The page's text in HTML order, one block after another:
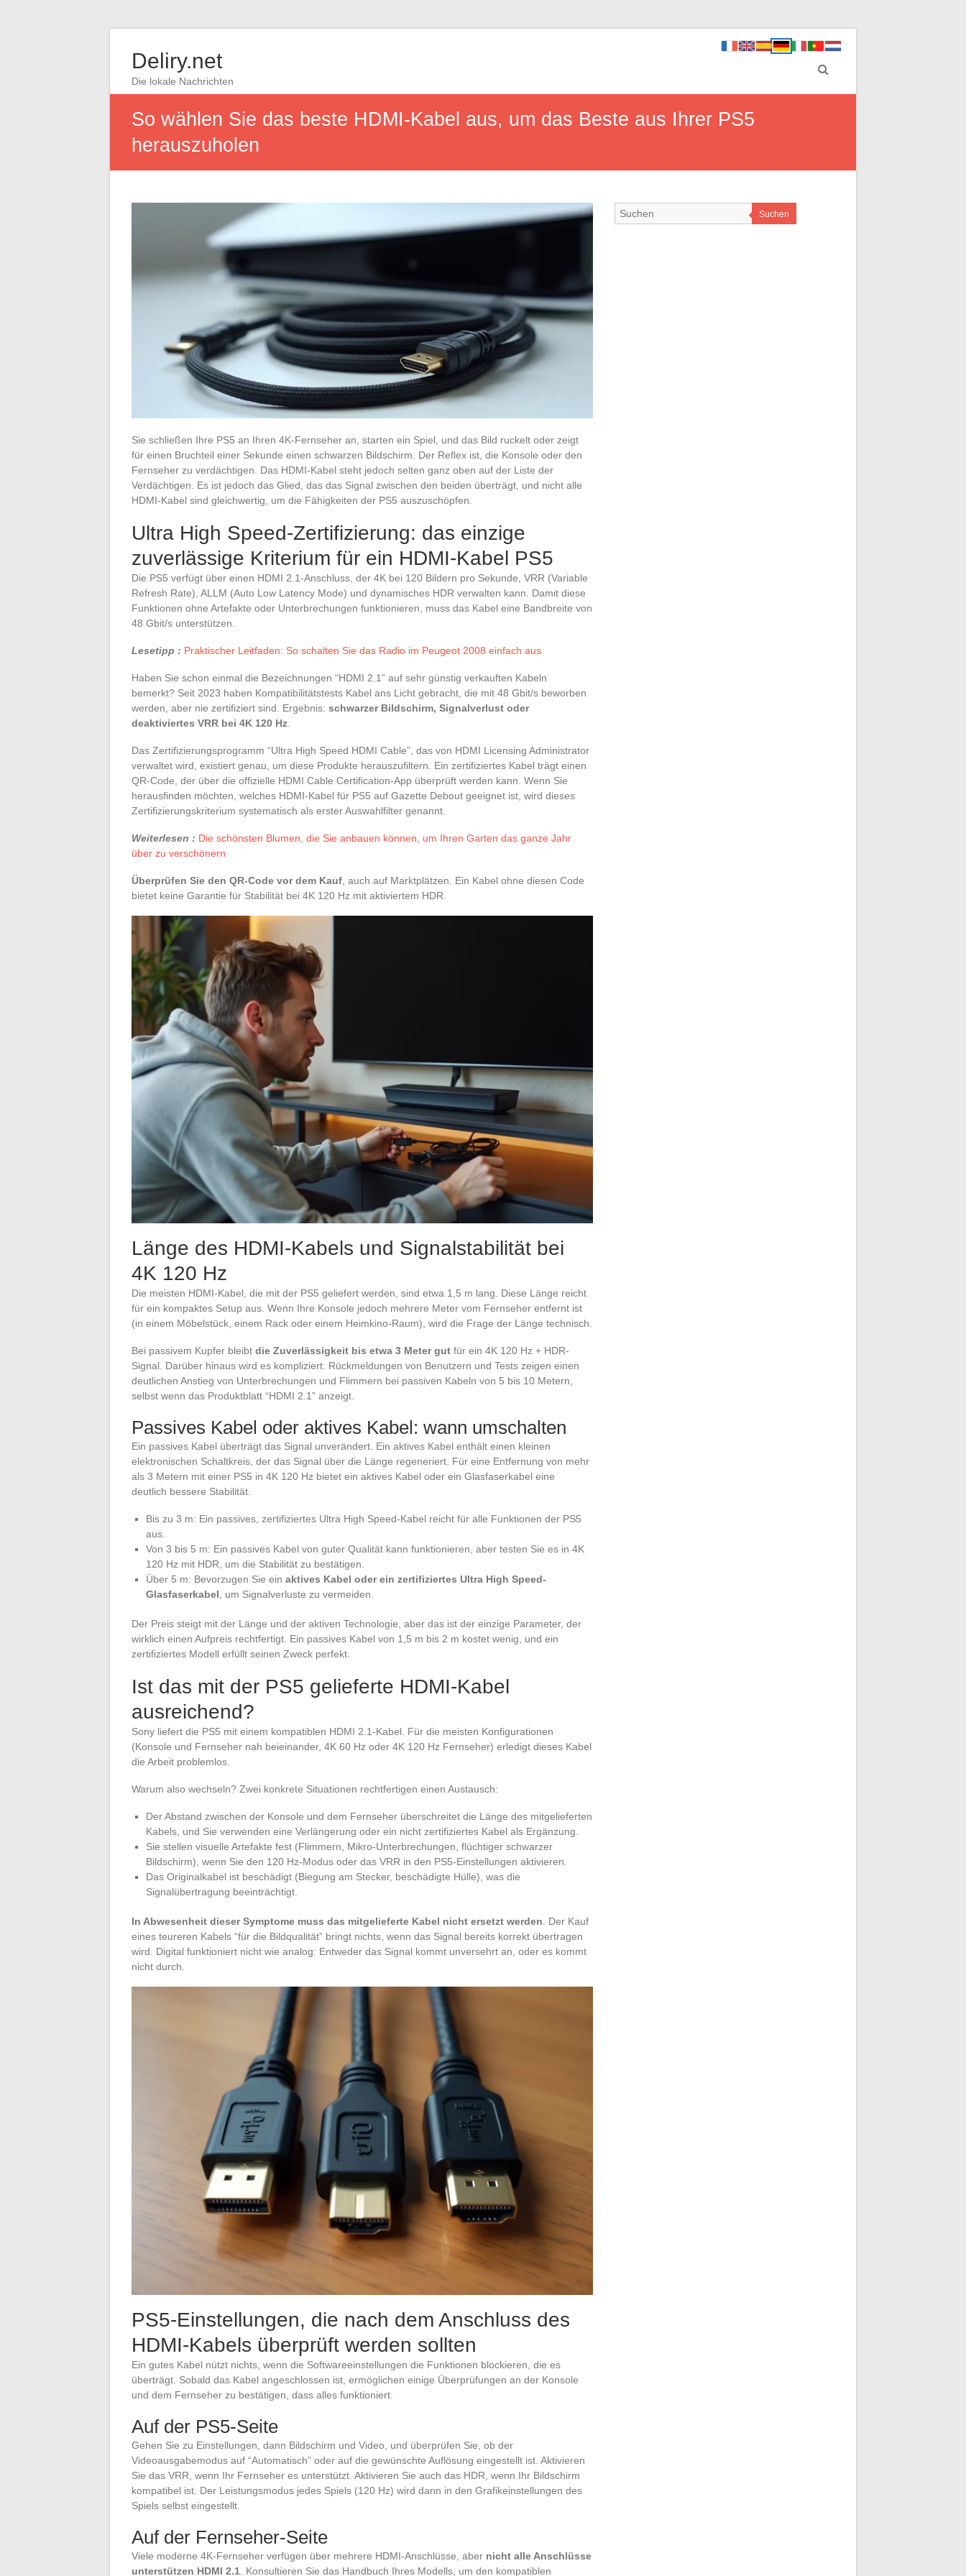
Deliry.net
Die lokale Nachrichten
So wählen Sie das beste HDMI-Kabel aus, um das Beste aus Ihrer PS5
herauszuholen
Sie schließen Ihre PS5 an Ihren 4K-Fernseher an, starten ein Spiel, und das Bild ruckelt oder zeigt
für einen Bruchteil einer Sekunde einen schwarzen Bildschirm. Der Reflex ist, die Konsole oder den
Fernseher zu verdächtigen. Das HDMI-Kabel steht jedoch selten ganz oben auf der Liste der
Verdächtigen. Es ist jedoch das Glied, das das Signal zwischen den beiden überträgt, und nicht alle
HDMI-Kabel sind gleichwertig, um die Fähigkeiten der PS5 auszuschöpfen.
Ultra High Speed-Zertifizierung: das einzige
zuverlässige Kriterium für ein HDMI-Kabel PS5
Die PS5 verfügt über einen HDMI 2.1-Anschluss, der 4K bei 120 Bildern pro Sekunde, VRR (Variable
Refresh Rate), ALLM (Auto Low Latency Mode) und dynamisches HDR verwalten kann. Damit diese
Funktionen ohne Artefakte oder Unterbrechungen funktionieren, muss das Kabel eine Bandbreite von
48 Gbit/s unterstützen.
Lesetipp : Praktischer Leitfaden: So schalten Sie das Radio im Peugeot 2008 einfach aus
Haben Sie schon einmal die Bezeichnungen “HDMI 2.1” auf sehr günstig verkauften Kabeln
bemerkt? Seit 2023 haben Kompatibilitätstests Kabel ans Licht gebracht, die mit 48 Gbit/s beworben
werden, aber nie zertifiziert sind. Ergebnis: schwarzer Bildschirm, Signalverlust oder
deaktiviertes VRR bei 4K 120 Hz
Das Zertifizierungsprogramm “Ultra High Speed HDMI Cable”, das von HDMI Licensing Administrator
verwaltet wird, existiert genau, um diese Produkte herauszufiltern. Ein zertifiziertes Kabel trägt einen
QR-Code, der über die offizielle HDMI Cable Certification-App überprüft werden kann. Wenn Sie
herausfinden möchten, welches HDMI-Kabel für PS5 auf Gazette Debout geeignet ist, wird dieses
Zertifizierungskriterium systematisch als erster Auswahlfilter genannt.
Weiterlesen : Die schönsten Blumen, die Sie anbauen können, um Ihren Garten das ganze Jahr
über zu verschönern
Überprüfen Sie den QR-Code vor dem Kauf , auch auf Marktplätzen. Ein Kabel ohne diesen Code
bietet keine Garantie für Stabilität bei 4K 120 Hz mit aktiviertem HDR.
Länge des HDMI-Kabels und Signalstabilität bei
4K 120 Hz
Die meisten HDMI-Kabel, die mit der PS5 geliefert werden, sind etwa 1,5 m lang. Diese Länge reicht
für ein kompaktes Setup aus. Wenn Ihre Konsole jedoch mehrere Meter vom Fernseher entfernt ist
(in einem Möbelstück, einem Rack oder einem Heimkino-Raum), wird die Frage der Länge technisch.
Bei passivem Kupfer bleibt die Zuverlässigkeit bis etwa 3 Meter gut für ein 4K 120 Hz + HDR-
Signal. Darüber hinaus wird es kompliziert. Rückmeldungen von Benutzern und Tests zeigen einen
deutlichen Anstieg von Unterbrechungen und Flimmern bei passiven Kabeln von 5 bis 10 Metern,
selbst wenn das Produktblatt “HDMI 2.1” anzeigt.
Passives Kabel oder aktives Kabel: wann umschalten
Ein passives Kabel überträgt das Signal unverändert. Ein aktives Kabel enthält einen kleinen
elektronischen Schaltkreis, der das Signal über die Länge regeneriert. Für eine Entfernung von mehr
als 3 Metern mit einer PS5 in 4K 120 Hz bietet ein aktives Kabel oder ein Glasfaserkabel eine
deutlich bessere Stabilität.
Bis zu 3 m: Ein passives, zertifiziertes Ultra High Speed-Kabel reicht für alle Funktionen der PS5
aus.
Von 3 bis 5 m: Ein passives Kabel von guter Qualität kann funktionieren, aber testen Sie es in 4K
120 Hz mit HDR, um die Stabilität zu bestätigen.
Über 5 m: Bevorzugen Sie ein aktives Kabel oder ein zertifiziertes Ultra High Speed-
Glasfaserkabel, um Signalverluste zu vermeiden.
Der Preis steigt mit der Länge und der aktiven Technologie, aber das ist der einzige Parameter, der
wirklich einen Aufpreis rechtfertigt. Ein passives Kabel von 1,5 m bis 2 m kostet wenig, und ein
zertifiziertes Modell erfüllt seinen Zweck perfekt.
Ist das mit der PS5 gelieferte HDMI-Kabel
ausreichend?
Sony liefert die PS5 mit einem kompatiblen HDMI 2.1-Kabel. Für die meisten Konfigurationen
(Konsole und Fernseher nah beieinander, 4K 60 Hz oder 4K 120 Hz Fernseher) erledigt dieses Kabel
die Arbeit problemlos.
Warum also wechseln? Zwei konkrete Situationen rechtfertigen einen Austausch:
Der Abstand zwischen der Konsole und dem Fernseher überschreitet die Länge des mitgelieferten
Kabels, und Sie verwenden eine Verlängerung oder ein nicht zertifiziertes Kabel als Ergänzung.
Sie stellen visuelle Artefakte fest (Flimmern, Mikro-Unterbrechungen, flüchtiger schwarzer
Bildschirm), wenn Sie den 120 Hz-Modus oder das VRR in den PS5-Einstellungen aktivieren.
Das Originalkabel ist beschädigt (Biegung am Stecker, beschädigte Hülle), was die
Signalübertragung beeinträchtigt.
In Abwesenheit dieser Symptome muss das mitgelieferte Kabel nicht ersetzt werden. Der Kauf
eines teureren Kabels “für die Bildqualität” bringt nichts, wenn das Signal bereits korrekt übertragen
wird. Digital funktioniert nicht wie analog: Entweder das Signal kommt unversehrt an, oder es kommt
nicht durch.
PS5-Einstellungen, die nach dem Anschluss des
HDMI-Kabels überprüft werden sollten
Ein gutes Kabel nützt nichts, wenn die Softwareeinstellungen die Funktionen blockieren, die es
überträgt. Sobald das Kabel angeschlossen ist, ermöglichen einige Überprüfungen an der Konsole
und dem Fernseher zu bestätigen, dass alles funktioniert.
Auf der PS5-Seite
Gehen Sie zu Einstellungen, dann Bildschirm und Video, und überprüfen Sie, ob der
Videoausgabemodus auf “Automatisch” oder auf die gewünschte Auflösung eingestellt ist. Aktivieren
Sie das VRR, wenn Ihr Fernseher es unterstützt. Aktivieren Sie auch das HDR, wenn Ihr Bildschirm
kompatibel ist. Der Leistungsmodus jedes Spiels (120 Hz) wird dann in den Grafikeinstellungen des
Spiels selbst eingestellt.
Auf der Fernseher-Seite
Viele moderne 4K-Fernseher verfügen über mehrere HDMI-Anschlüsse, aber nicht alle Anschlüsse
unterstützen HDMI 2.1 . Konsultieren Sie das Handbuch Ihres Modells, um den kompatiblen
Suchen